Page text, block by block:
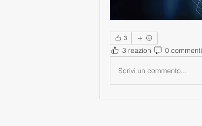
3
3 reazioni 0 commenti
Scrivi un commento...